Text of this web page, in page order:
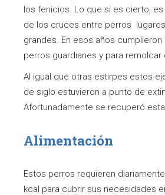
los fenicios. Lo que si es cierto,
de los cruces entre perros
grandes. En esos años
perros guardianes y para remolcar
Al igual que otras estirpes estos
de siglo estuvieron a punto de
Afortunadamente se recuperó
Alimentación
Estos perros requieren
kcal para cubrir sus necesidades